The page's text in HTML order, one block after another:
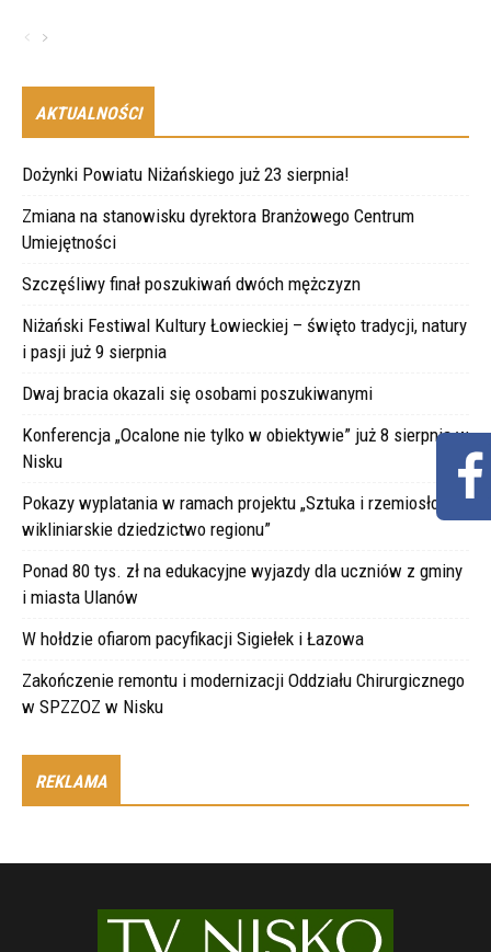
AKTUALNOŚCI
Dożynki Powiatu Niżańskiego już 23 sierpnia!
Zmiana na stanowisku dyrektora Branżowego Centrum
Umiejętności
Szczęśliwy finał poszukiwań dwóch mężczyzn
Niżański Festiwal Kultury Łowieckiej – święto tradycji, natury
i pasji już 9 sierpnia
Dwaj bracia okazali się osobami poszukiwanymi
Konferencja „Ocalone nie tylko w obiektywie” już 8 sierpnia w
Nisku
Pokazy wyplatania w ramach projektu „Sztuka i rzemiosło –
wikliniarskie dziedzictwo regionu”
Ponad 80 tys. zł na edukacyjne wyjazdy dla uczniów z gminy
i miasta Ulanów
W hołdzie ofiarom pacyfikacji Sigiełek i Łazowa
Zakończenie remontu i modernizacji Oddziału Chirurgicznego
w SPZZOZ w Nisku
REKLAMA